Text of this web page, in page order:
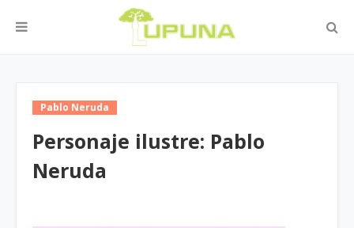
Pablo Neruda
Personaje ilustre: Pablo
Neruda